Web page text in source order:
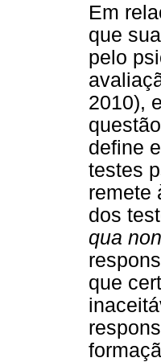
Em
que
pelo
2010),
define
testes
remete
dos
qua non
que